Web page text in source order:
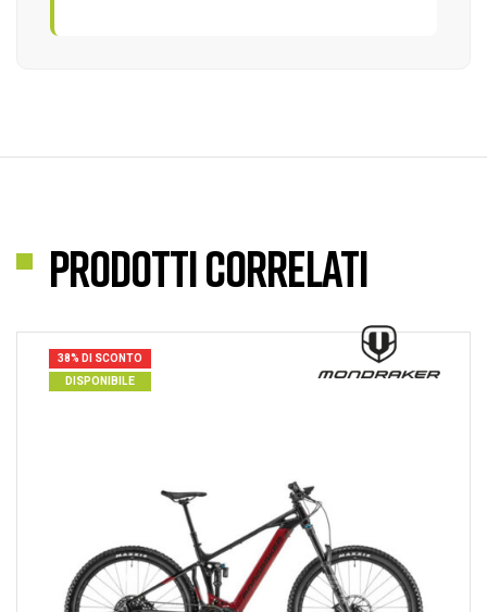
Prodotti correlati
38% DI SCONTO
DISPONIBILE